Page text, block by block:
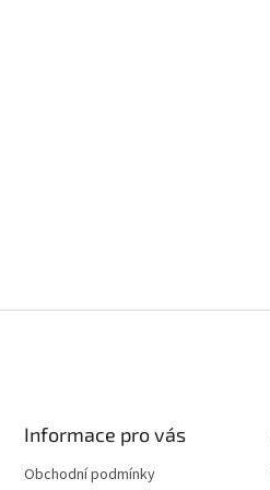
Informace pro vás
Obchodní podmínky